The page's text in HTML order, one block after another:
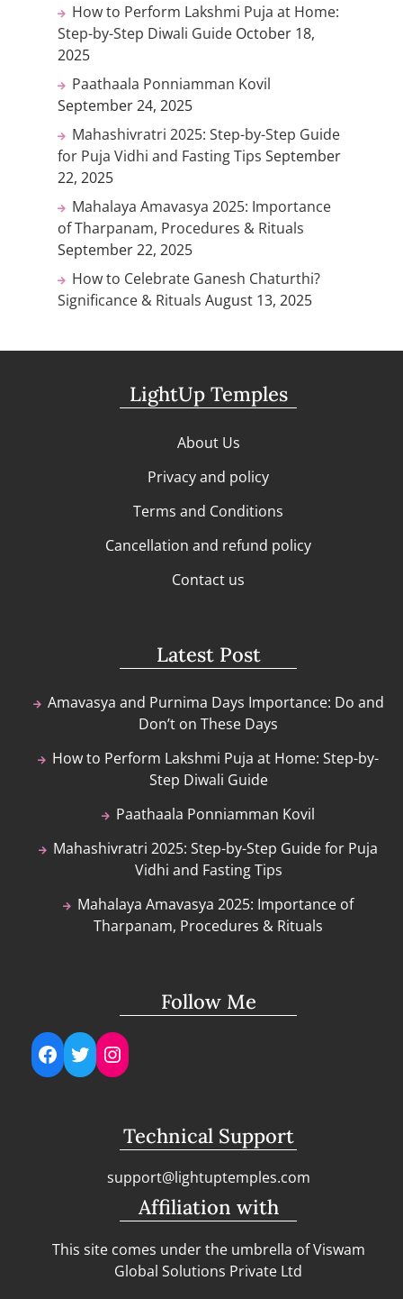
How to Perform Lakshmi Puja at Home:
Step-by-Step Diwali Guide October 18,
2025
Paathaala Ponniamman Kovil
September 24, 2025
Mahashivratri 2025: Step-by-Step Guide
for Puja Vidhi and Fasting Tips September
22, 2025
Mahalaya Amavasya 2025: Importance
of Tharpanam, Procedures & Rituals
September 22, 2025
How to Celebrate Ganesh Chaturthi?
Significance & Rituals August 13, 2025
LightUp Temples
About Us
Privacy and policy
Terms and Conditions
Cancellation and refund policy
Contact us
Latest Post
Amavasya and Purnima Days Importance: Do and
Don’t on These Days
How to Perform Lakshmi Puja at Home: Step-by-
Step Diwali Guide
Paathaala Ponniamman Kovil
Mahashivratri 2025: Step-by-Step Guide for Puja
Vidhi and Fasting Tips
Mahalaya Amavasya 2025: Importance of
Tharpanam, Procedures & Rituals
Follow Me
Facebook
TwitterInstagram
Technical Support
support@lightuptemples.com
Affiliation with
This site comes under the umbrella of Viswam
Global Solutions Private Ltd